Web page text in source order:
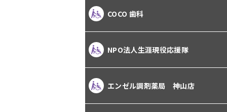
COCO 歯科
NPO法人生涯現役応援隊
エンゼル調剤薬局 神山店